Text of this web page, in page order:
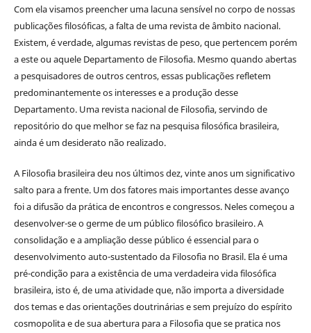
Com ela visamos preencher uma lacuna sensível no corpo de nossas
publicações filosóficas, a falta de uma revista de âmbito nacional.
Existem, é verdade, algumas revistas de peso, que pertencem porém
a este ou aquele Departamento de Filosofia. Mesmo quando abertas
a pesquisadores de outros centros, essas publicações refletem
predominantemente os interesses e a produção desse
Departamento. Uma revista nacional de Filosofia, servindo de
repositório do que melhor se faz na pesquisa filosófica brasileira,
ainda é um desiderato não realizado.
A Filosofia brasileira deu nos últimos dez, vinte anos um significativo
salto para a frente. Um dos fatores mais importantes desse avanço
foi a difusão da prática de encontros e congressos. Neles começou a
desenvolver-se o germe de um público filosófico brasileiro. A
consolidação e a ampliação desse público é essencial para o
desenvolvimento auto-sustentado da Filosofia no Brasil. Ela é uma
pré-condição para a existência de uma verdadeira vida filosófica
brasileira, isto é, de uma atividade que, não importa a diversidade
dos temas e das orientações doutrinárias e sem prejuízo do espírito
cosmopolita e de sua abertura para a Filosofia que se pratica nos